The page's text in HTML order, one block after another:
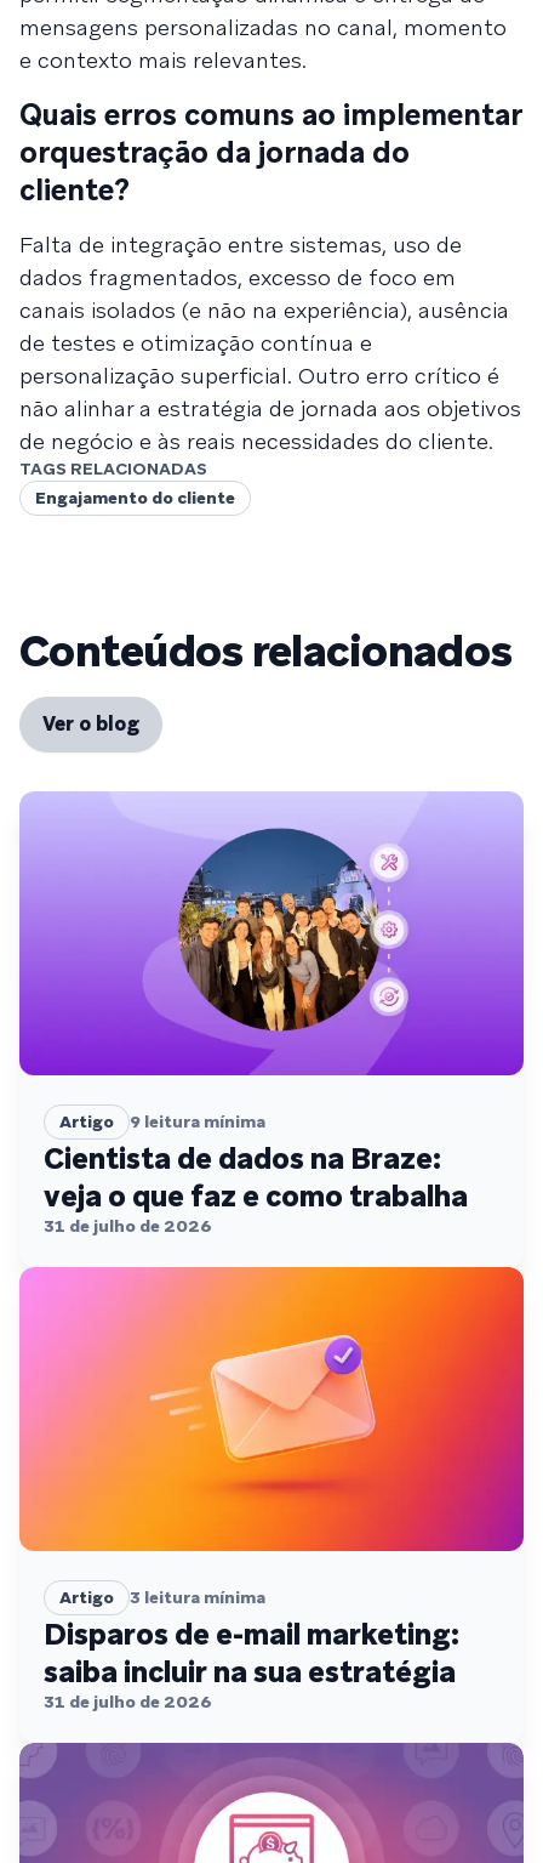
mensagens personalizadas no canal, momento
e contexto mais relevantes.
Quais erros comuns ao implementar
orquestração da jornada do
cliente?
Falta de integração entre sistemas, uso de
dados fragmentados, excesso de foco em
canais isolados (e não na experiência), ausência
de testes e otimização contínua e
personalização superficial. Outro erro crítico é
não alinhar a estratégia de jornada aos objetivos
de negócio e às reais necessidades do cliente.
TAGS RELACIONADAS
Engajamento do cliente
Conteúdos relacionados
Ver o blog
Artigo 9 leitura mínima
Cientista de dados na Braze:
veja o que faz e como trabalha
31 de julho de 2026
Artigo 3 leitura mínima
Disparos de e-mail marketing:
saiba incluir na sua estratégia
31 de julho de 2026